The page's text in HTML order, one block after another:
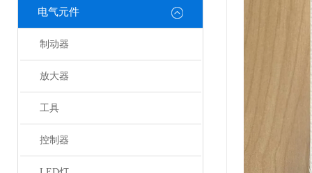
电气元件
制动器
放大器
工具
控制器